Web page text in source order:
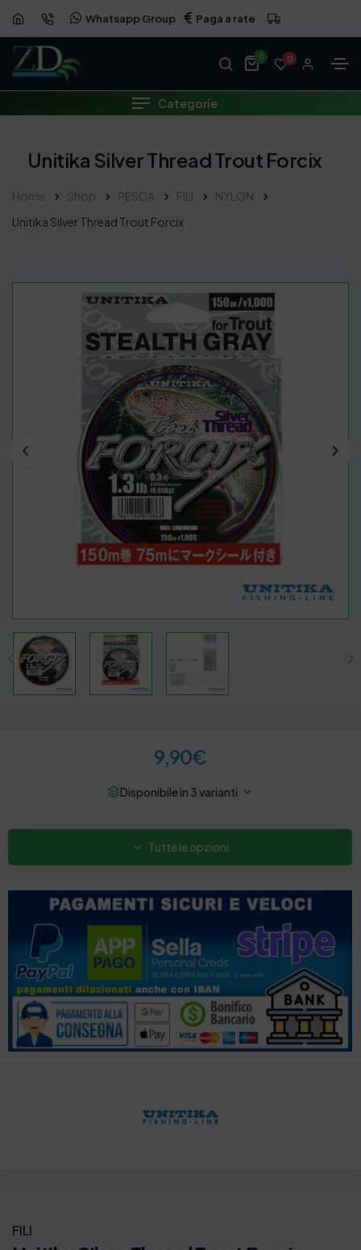
Whatsapp Group Paga a rate
0 0
Categorie
Unitika Silver Thread Trout Forcix
Home Shop PESCA FILI
NYLON
Unitika Silver Thread Trout Forcix
9,90€
Disponibile in 3 varianti
Tutte le opzioni
FILI